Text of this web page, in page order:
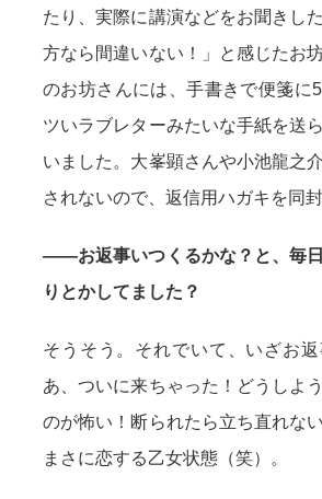
たり、実際に講演などをお聞きし
方なら間違いない！」と感じたお
のお坊さんには、手書きで便箋に
ツいラブレターみたいな手紙を送
いました。大峯顕さんや小池龍之
されないので、返信用ハガキを同封
——お返事いつくるかな？と、毎
りとかしてました？
そうそう。それでいて、いざお
あ、ついに来ちゃった！どうしよ
のが怖い！断られたら立ち直れな
まさに恋する乙女状態（笑）。